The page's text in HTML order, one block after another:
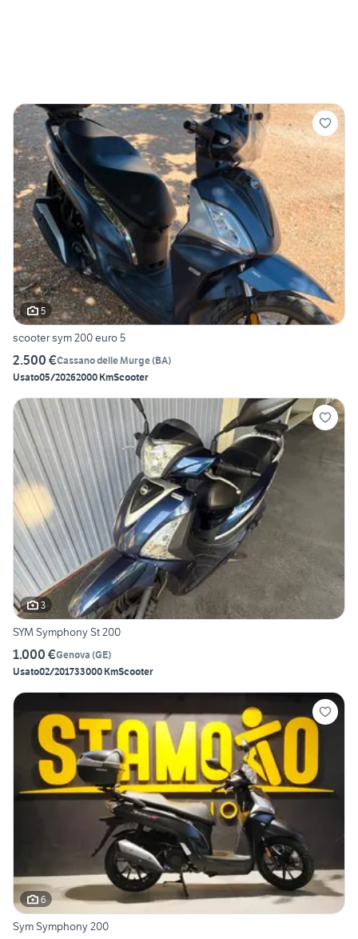
5
scooter sym 200 euro 5
2.500 €Cassano delle Murge(BA)
Usato05/20262000 KmScooter
3
SYM Symphony St 200
1.000 €Genova (GE)
Usato02/201733000 KmScooter
6
Sym Symphony 200